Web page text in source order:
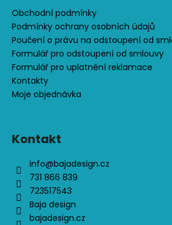
Obchodní podmínky
Podmínky ochrany osobních údajů
Poučení o právu na odstoupení od
Formulář pro odstoupení od smlouvy
Formulář pro uplatnění reklamace
Kontakty
Moje objednávka
Kontakt
info@bajadesign.cz
731 866 839
723517543
Baja design
bajadesign.cz